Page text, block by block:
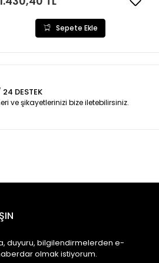
Sepete Ekle
DESTEK
ve şikayetlerinizi bize iletebilirsiniz.
duyuru, bilgilendirmelerden e-
olmak istiyorum.